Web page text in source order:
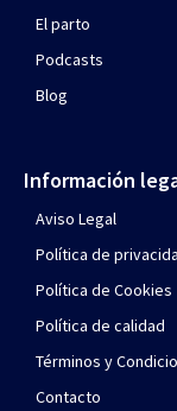
El parto
Podcasts
Blog
Información
Aviso Legal
Política de
Política de Cookies
Política de calidad
Términos y
Contacto